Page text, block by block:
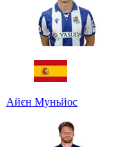
Айєн Муньйос